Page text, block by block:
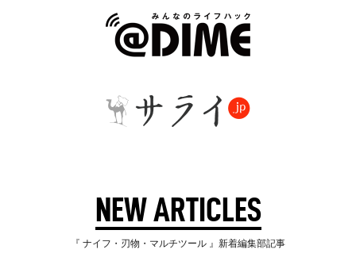
NEW ARTICLES
『 ナイフ・刃物・マルチツール 』新着編集部記事